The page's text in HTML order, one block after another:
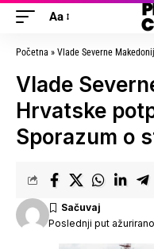
Aa
Početna » Vlade Severne Makedonije i
Vlade
Hrvatske
Sporazum o
Poslednji put